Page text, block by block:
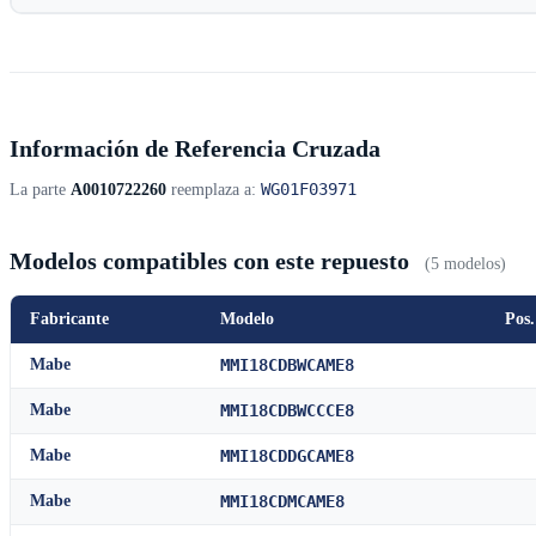
Información de Referencia Cruzada
La parte A0010722260 reemplaza a: WG01F03971
Modelos compatibles con este repuesto (5 modelos)
Fabricante Modelo Pos.
Mabe MMI18CDBWCAME8
Mabe MMI18CDBWCCCE8
Mabe MMI18CDDGCAME8
Mabe MMI18CDMCAME8